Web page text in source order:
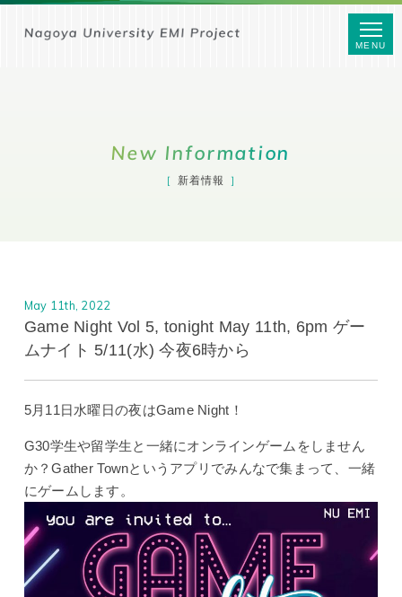
New Information
新着情報
May 11th, 2022
Game Night Vol 5, tonight May 11th, 6pm ゲー
ムナイト 5/11(水) 今夜6時から
5月11日水曜日の夜はGame Night！
G30学生や留学生と一緒にオンラインゲームをしません
か？Gather Townというアプリでみんなで集まって、一緒
にゲームします。
MENU